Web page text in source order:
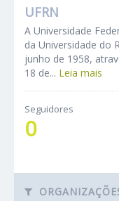
UFRN
A Universidade
da Universidade do
junho de 1958,
18 de... Leia mais
Seguidores
0